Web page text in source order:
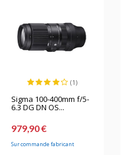
(1)
Sigma 100-400mm f/5-
6.3 DG DN OS...
979,90 €
Sur commande fabricant